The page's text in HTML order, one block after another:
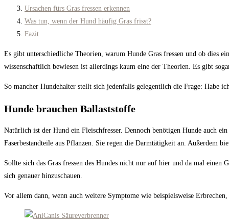
Ursachen fürs Gras fressen erkennen
Was tun, wenn der Hund häufig Gras frisst?
Fazit
Es gibt unterschiedliche Theorien, warum Hunde Gras fressen und ob dies
wissenschaftlich bewiesen ist allerdings kaum eine der Theorien. Es gibt
So mancher Hundehalter stellt sich jedenfalls gelegentlich die Frage: Habe
Hunde brauchen Ballaststoffe
Natürlich ist der Hund ein Fleischfresser. Dennoch benötigen Hunde auch
Faserbestandteile aus Pflanzen. Sie regen die Darmtätigkeit an. Außerdem
Sollte sich das Gras fressen des Hundes nicht nur auf hier und da mal
sich genauer hinzuschauen.
Vor allem dann, wenn auch weitere Symptome wie beispielsweise